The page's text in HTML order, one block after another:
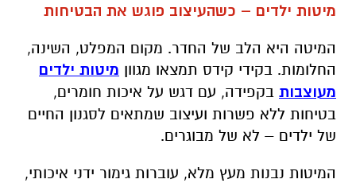
מיטות ילדים – כשהעיצוב פוגש את הבטיחות
המיטה היא הלב של החדר. מקום המפלט, השינה,
החלומות. בקידי קידס תמצאו מגוון מיטות ילדים
מעוצבות בקפידה, עם דגש על איכות חומרים,
בטיחות ללא פשרות ועיצוב שמתאים לסגנון החיים
של ילדים – לא של מבוגרים.
המיטות נבנות מעץ מלא, עוברות גימור ידני איכותי,